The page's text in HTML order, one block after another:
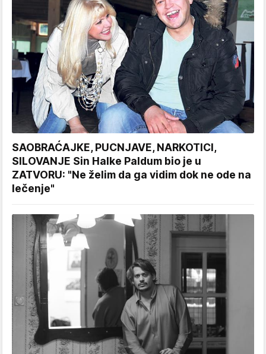
SAOBRAĆAJKE, PUCNJAVE, NARKOTICI,
SILOVANJE Sin Halke Paldum bio je u
ZATVORU: "Ne želim da ga vidim dok ne ode na
lečenje"